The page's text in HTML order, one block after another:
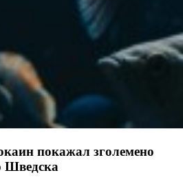
покажал зголемено
Шведска